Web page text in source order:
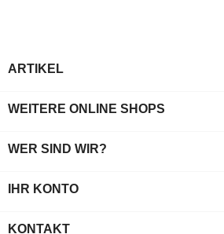
ARTIKEL
WEITERE ONLINE SHOPS
WER SIND WIR?
IHR KONTO
KONTAKT